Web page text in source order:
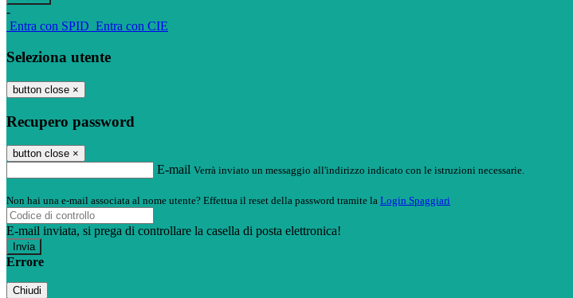
-
Entra con SPID Entra con CIE
Seleziona utente
button close ×
Recupero password
button close ×
E-mail Verrà inviato un messaggio all'indirizzo indicato con le istruzioni necessarie.
Non hai una e-mail associata al nome utente? Effettua il reset della password tramite la Login Spaggiari
E-mail inviata, si prega di controllare la casella di posta elettronica!
Errore
Chiudi